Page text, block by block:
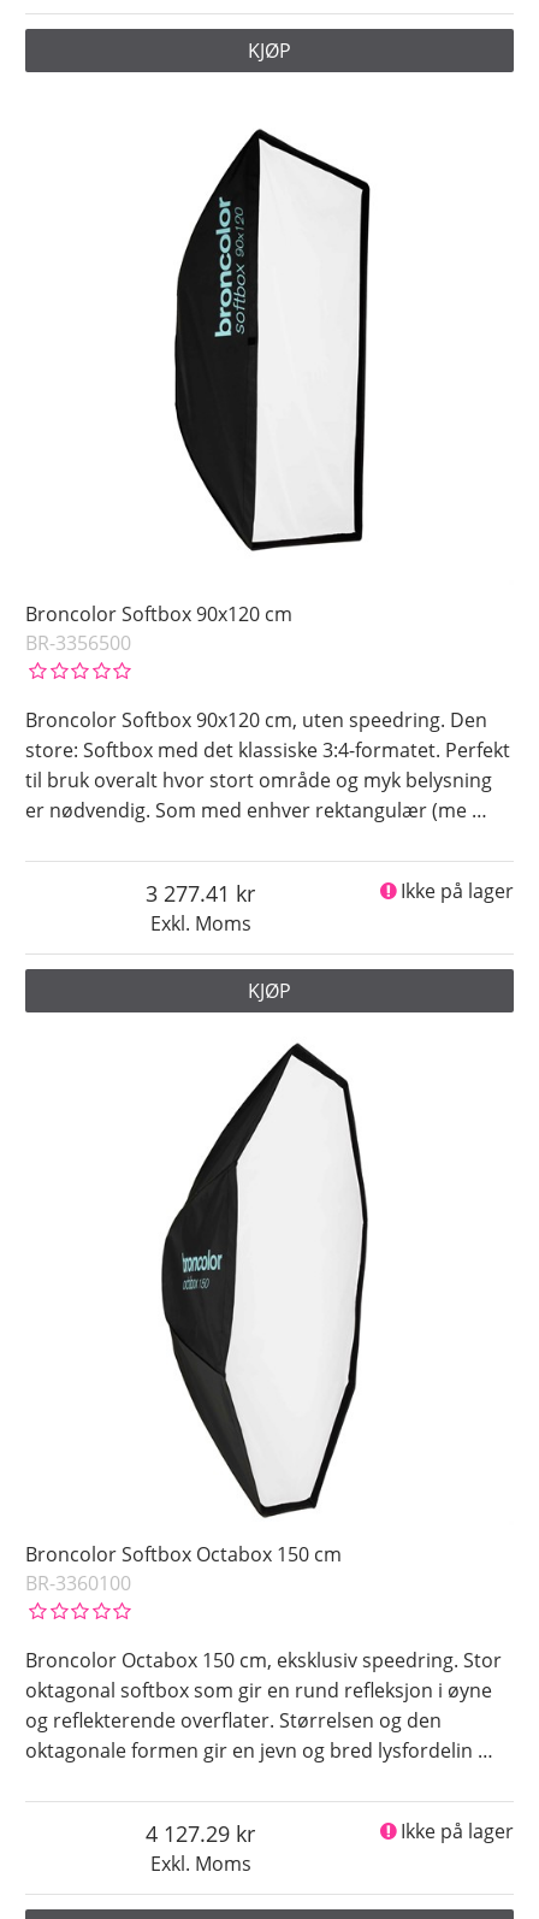
KJØP
Broncolor Softbox 90x120 cm
BR-3356500
Broncolor Softbox 90x120 cm, uten speedring. Den
store: Softbox med det klassiske 3:4-formatet. Perfekt
til bruk overalt hvor stort område og myk belysning
er nødvendig. Som med enhver rektangulær (me …
Exkl. Moms
3 277.41 Ikke på lager
KJØP
Broncolor Softbox Octabox 150 cm
BR-3360100
Broncolor Octabox 150 cm, eksklusiv speedring. Stor
oktagonal softbox som gir en rund refleksjon i øyne
og reflekterende overflater. Størrelsen og den
oktagonale formen gir en jevn og bred lysfordelin …
Exkl. Moms
4 127.29 Ikke på lager